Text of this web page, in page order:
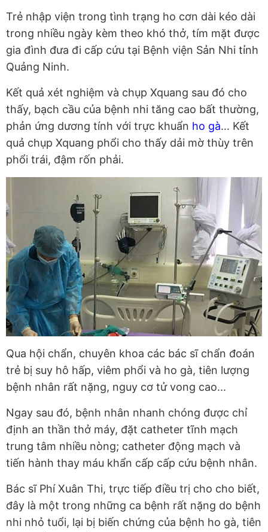
Trẻ nhập viện trong tình trạng ho cơn dài kéo dài
trong nhiều ngày kèm theo khó thở, tím mặt được
gia đình đưa đi cấp cứu tại Bệnh viện Sản Nhi tỉnh
Quảng Ninh.
Kết quả xét nghiệm và chụp Xquang sau đó cho
thấy, bạch cầu của bệnh nhi tăng cao bất thường,
phản ứng dương tính với trực khuẩn ho gà… Kết
quả chụp Xquang phổi cho thấy dải mờ thùy trên
phổi trái, đậm rốn phải.
Qua hội chẩn, chuyên khoa các bác sĩ chẩn đoán
trẻ bị suy hô hấp, viêm phổi và ho gà, tiên lượng
bệnh nhân rất nặng, nguy cơ tử vong cao...
Ngay sau đó, bệnh nhân nhanh chóng được chỉ
định an thần thở máy, đặt catheter tĩnh mạch
trung tâm nhiều nòng; catheter động mạch và
tiến hành thay máu khẩn cấp cấp cứu bệnh nhân.
Bác sĩ Phí Xuân Thi, trực tiếp điều trị cho cho biết,
đây là một trong những ca bệnh rất nặng do bệnh
nhi nhỏ tuổi, lại bị biến chứng của bệnh ho gà, tiên